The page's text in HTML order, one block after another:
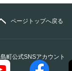
町公式SNSアカウント
ページトップへ戻る